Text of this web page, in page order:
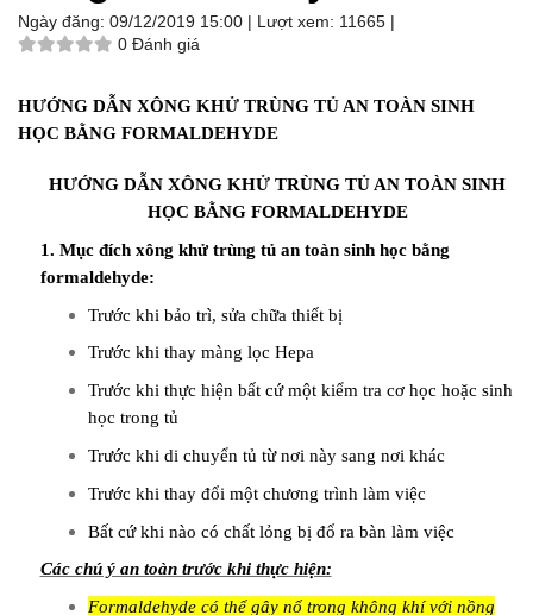
Ngày đăng: 09/12/2019 15:00 | Lượt xem: 11665 |
0 Đánh giá
HƯỚNG DẪN XÔNG KHỬ TRÙNG TỦ AN TOÀN SINH
HỌC BẰNG FORMALDEHYDE
HƯỚNG DẪN XÔNG KHỬ TRÙNG TỦ AN TOÀN SINH
HỌC BẰNG FORMALDEHYDE
1. Mục đích xông khử trùng tủ an toàn sinh học bằng
formaldehyde:
Trước khi bảo trì, sửa chữa thiết bị
Trước khi thay màng lọc Hepa
Trước khi thực hiện bất cứ một kiểm tra cơ học hoặc sinh
học trong tủ
Trước khi di chuyển tủ từ nơi này sang nơi khác
Trước khi thay đổi một chương trình làm việc
Bất cứ khi nào có chất lỏng bị đổ ra bàn làm việc
Các chú ý an toàn trước khi thực hiện:
Formaldehyde có thể gây nổ trong không khí với nồng